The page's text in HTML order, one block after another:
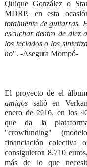
Quique González o
MDRP, en esta
totalmente de guitarras.
escuchar dentro de diez
los teclados o los
no". -Asegura Mompó-
El proyecto de el álbum
amigos salió en
enero de 2016, en los
que da la
"crowfunding"
financiación colectiva
consiguieron 8.710
más de lo que